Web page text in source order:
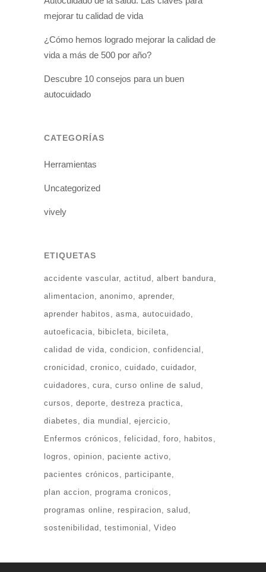
mejorar tu calidad de vida
¿Cómo hemos logrado mejorar la calidad de
vida a más de 500 por año?
Descubre 10 consejos para un buen
autocuidado
CATEGORÍAS
Herramientas
Uncategorized
vively
ETIQUETAS
accidente vascular actitud
albert bandura
alimentacion
anonimo
aprender
aprender habitos
asma
autocuidado
autoeficacia
bibicleta
bicileta
calidad de vida
condicion
confidencial
cronicidad
cronico cuidado
cuidador
cuidadores
cura
curso online de salud
cursos
deporte
destreza practica
diabetes
dia mundial
ejercicio
Enfermos crónicos
felicidad foro
habitos
logros
opinion
paciente activo
pacientes crónicos
participante
plan accion
programa cronicos
programas online
respiracion
salud
sostenibilidad
testimonial Video